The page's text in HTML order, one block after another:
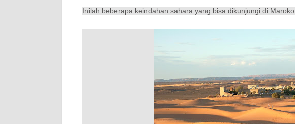
Inilah beberapa keindahan sahara yang bisa dikunjungi di Maroko.